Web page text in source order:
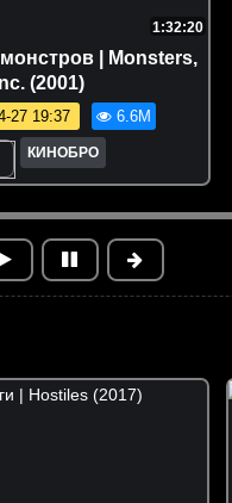
1:32:20
| Monsters,
Inc. (2001)
27 19:37 6.6M
КИНОБРО